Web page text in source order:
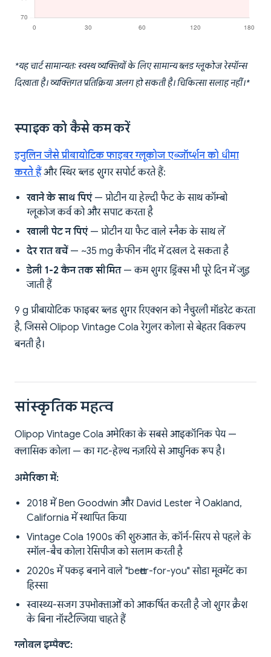
*यह चार्ट सामान्यतः स्वस्थ व्यक्तियों के लिए सामान्य ब्लड ग्लूकोज रेस्पॉन्स
दिखाता है। व्यक्तिगत प्रतिक्रिया अलग हो सकती है। चिकित्सा सलाह नहीं।*
स्पाइक को कैसे कम करें
इनुलिन जैसे प्रीबायोटिक फाइबर ग्लूकोज एब्जॉर्प्शन को धीमा
करते हैंऔर स्थिर ब्लड शुगर सपोर्ट करते हैं:
खाने के साथ पिएं— प्रोटीन या हेल्दी फैट के साथ कॉम्बो
ग्लूकोज कर्व को और सपाट करता है
खाली पेट न पिएं— प्रोटीन या फैट वाले स्नैक के साथ लें
देर रात बचें— ~35 mg कैफीन नींद में दखल दे सकता है
डेली 1-2 कैन तक सीमित— कम शुगर ड्रिंक्स भी पूरे दिन में जुड़
जाती हैं
9 g प्रीबायोटिक फाइबर ब्लड शुगर रिएक्शन को नैचुरली मॉडरेट करता
है, जिससे Olipop Vintage Cola रेगुलर कोला से बेहतर विकल्प
बनती है।
सांस्कृतिक महत्व
Olipop Vintage Cola अमेरिका के सबसे आइकॉनिक पेय —
क्लासिक कोला — का गट-हेल्थ नज़रिये से आधुनिक रूप है।
अमेरिका में:
2018 में Ben Goodwin और David Lester ने Oakland,
California में स्थापित किया
Vintage Cola 1900s की शुरुआत के, कॉर्न-सिरप से पहले के
स्मॉल-बैच कोला रेसिपीज को सलाम करती है
2020s में पकड़ बनाने वाले "better-for-you" सोडा मूवमेंट का
हिस्सा
स्वास्थ्य-सजग उपभोक्ताओं को आकर्षित करती है जो शुगर क्रैश
के बिना नॉस्टैल्जिया चाहते हैं
ग्लोबल इम्पैक्ट: